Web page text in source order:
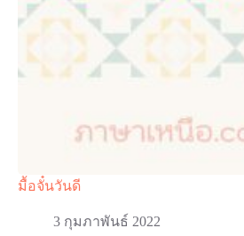
มื้อจั๋นวันดี
3 กุมภาพันธ์ 2022